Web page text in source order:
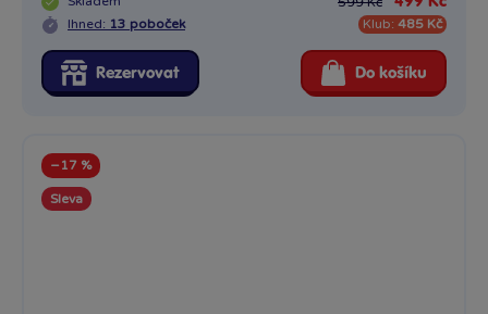
Ihned: 13 poboček Klub: 485 Kč
Rezervovat Do košíku
−17 %
Sleva